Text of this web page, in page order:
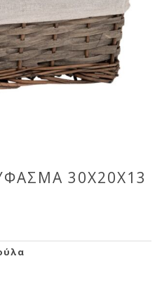
30X20X13